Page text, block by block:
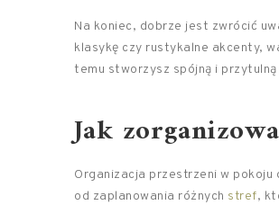
Na koniec, dobrze jest zwrócić
klasykę czy rustykalne akcenty,
temu stworzysz spójną i
Jak
Organizacja przestrzeni w pokoju
od zaplanowania różnych stref,